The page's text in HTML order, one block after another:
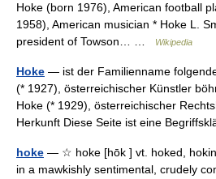
Hoke (born 1976), American football
1958), American musician * Hoke L.
president of Towson… …
Wikipedia
Hoke — ist der Familienname
(* 1927), österreichischer Künstler
Hoke (* 1929), österreichischer
Herkunft Diese Seite ist eine
hoke — ☆ hoke [hōk ] vt. hoked,
in a mawkishly sentimental, crudely